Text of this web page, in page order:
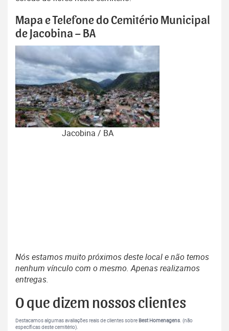
Mapa e Telefone do Cemitério Municipal
de Jacobina – BA
Jacobina / BA
Nós estamos muito próximos deste local e não temos
nenhum vínculo com o mesmo. Apenas realizamos
entregas.
O que dizem nossos clientes
Destacamos algumas avaliações reais de clientes sobreBest Homenagens . (não
específicas deste cemitério).